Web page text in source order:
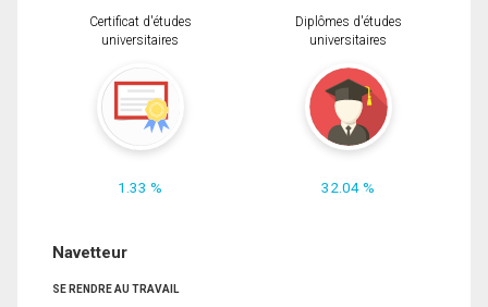
Certificat d'études
universitaires
1.33 %
Diplômes d'études
universitaires
32.04 %
Navetteur
SE RENDRE AU TRAVAIL